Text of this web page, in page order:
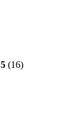
5 (16)